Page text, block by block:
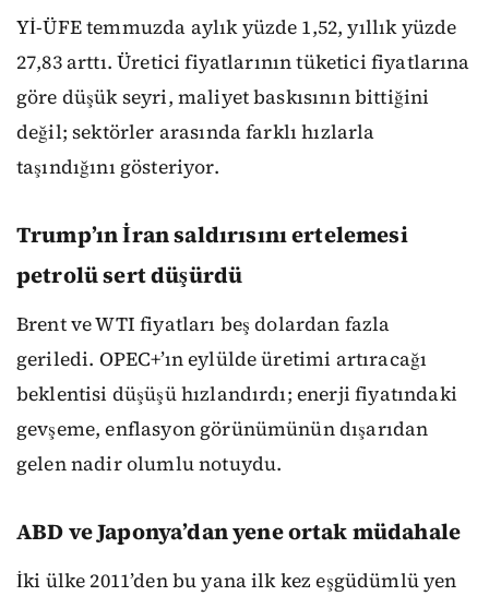
Yİ-ÜFE temmuzda aylık yüzde 1,52, yıllık yüzde
27,83 arttı. Üretici fiyatlarının tüketici fiyatlarına
göre düşük seyri, maliyet baskısının bittiğini
değil; sektörler arasında farklı hızlarla
taşındığını gösteriyor.
Trump’ın İran saldırısını ertelemesi
petrolü sert düşürdü
Brent ve WTI fiyatları beş dolardan fazla
geriledi. OPEC+’ın eylülde üretimi artıracağı
beklentisi düşüşü hızlandırdı; enerji fiyatındaki
gevşeme, enflasyon görünümünün dışarıdan
gelen nadir olumlu notuydu.
ABD ve Japonya’dan yene ortak müdahale
İki ülke 2011’den bu yana ilk kez eşgüdümlü yen